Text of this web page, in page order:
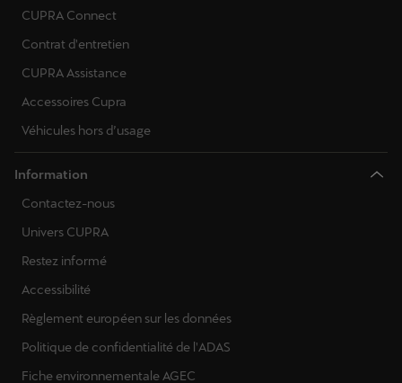
CUPRA Connect
Contrat d'entretien
CUPRA Assistance
Accessoires Cupra
Véhicules hors d’usage
Information
Contactez-nous
Univers CUPRA
Restez informé
Accessibilité
Règlement européen sur les données
Politique de confidentialité de l'ADAS
Fiche environnementale AGEC